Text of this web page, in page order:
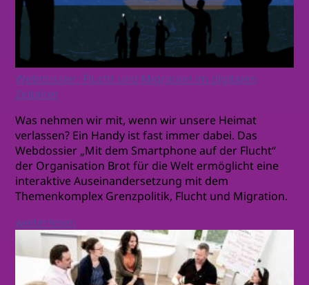
Webdossier: Flucht und Migration im digitalen
Zeitalter
Was nehmen wir mit, wenn wir unsere Heimat
verlassen? Ein Handy ist fast immer dabei. Das
Webdossier „Mit dem Smartphone auf der Flucht“
der Organisation Brot für die Welt ermöglicht eine
interaktive Auseinandersetzung mit dem
Themenkomplex Grenzpolitik, Flucht und Migration.
weiterlesen